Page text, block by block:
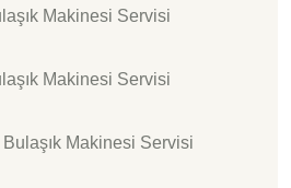
Makinesi Servisi
Makinesi Servisi
Makinesi Servisi